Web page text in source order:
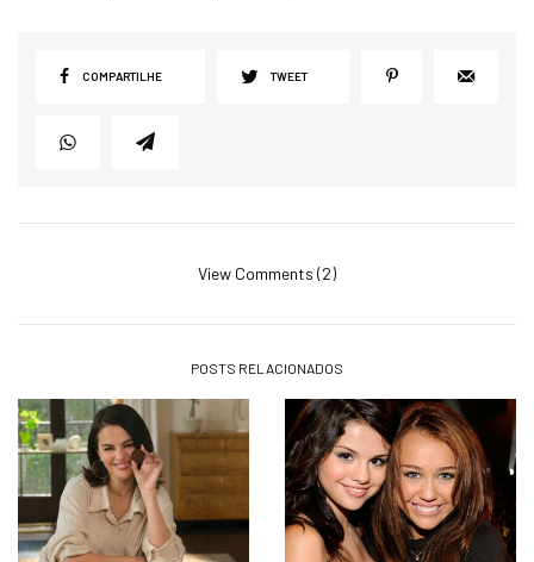
COMPARTILHE TWEET
View Comments (2)
POSTS RELACIONADOS